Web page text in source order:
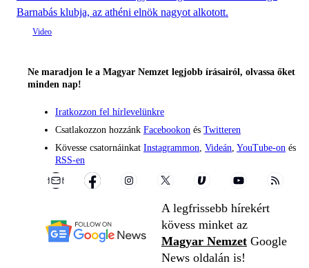
Barnabás klubja, az athéni elnök nagyot alkotott.
Ne maradjon le a Magyar Nemzet legjobb írásairól, olvassa őket
minden nap!
Iratkozzon fel hírlevelünkre
Csatlakozzon hozzánk Facebookon és Twitteren
Kövesse csatornáinkat Instagrammon, Videán, YouTube-on és
RSS-en
A legfrissebb hírekért
kövess minket az
Magyar Nemzet Google
News oldalán is!